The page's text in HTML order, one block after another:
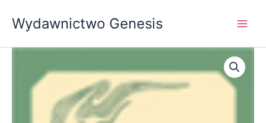
Wydawnictwo Genesis